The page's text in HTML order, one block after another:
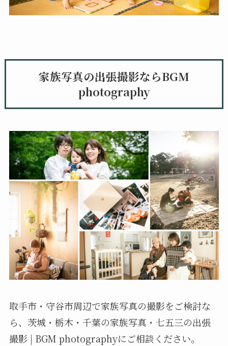
家族写真の出張撮影ならBGM
photography
取手市・守谷市周辺で家族写真の撮影をご検討な
ら、茨城・栃木・千葉の家族写真・七五三の出張
撮影 | BGM photographyにご相談ください。